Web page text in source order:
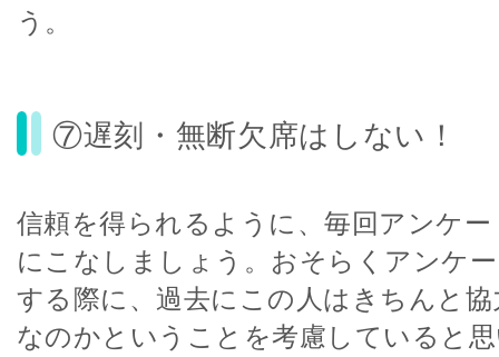
う。
⑦遅刻・無断欠席はしない！
信頼を得られるように、毎回アンケ
にこなしましょう。おそらくアンケ
する際に、過去にこの人はきちんと
なのかということを考慮していると